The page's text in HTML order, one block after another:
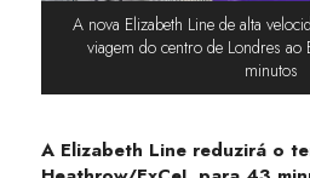
A nova Elizabeth Line de alta
viagem do centro de Londres ao
minutos
A Elizabeth Line reduzirá o